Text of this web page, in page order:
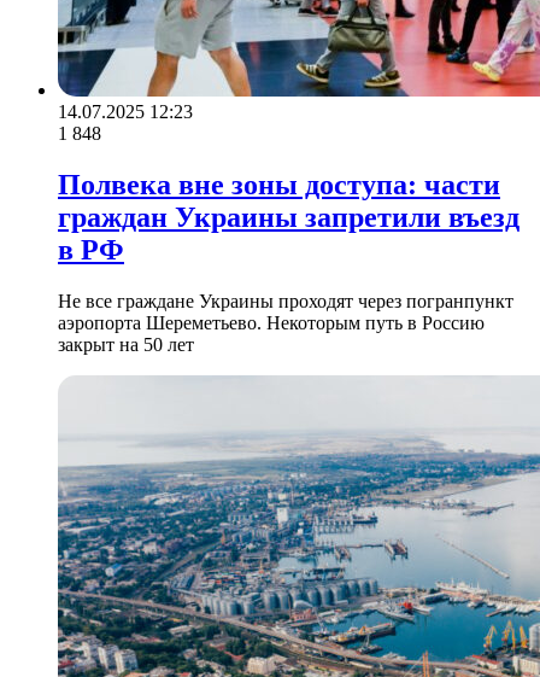
14.07.2025 12:23
1 848
Полвека вне зоны доступа: части
граждан Украины запретили въезд
в РФ
Не все граждане Украины проходят через погранпункт
аэропорта Шереметьево. Некоторым путь в Россию
закрыт на 50 лет